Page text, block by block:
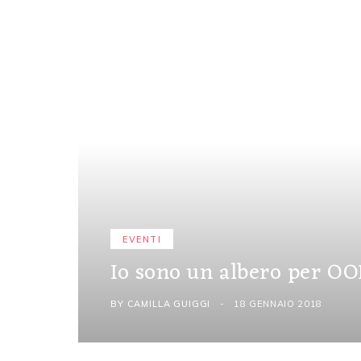
EVENTI
Io sono un albero per
BY CAMILLA GUIGGI 18 GENNAIO 2018